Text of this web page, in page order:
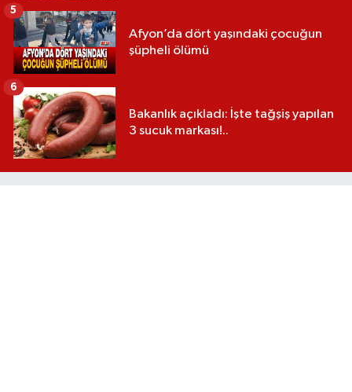
Afyon’da dört yaşındaki çocuğun
şüpheli ölümü
5
Bakanlık açıkladı: İşte tağşiş yapılan
3 sucuk markası!..
6